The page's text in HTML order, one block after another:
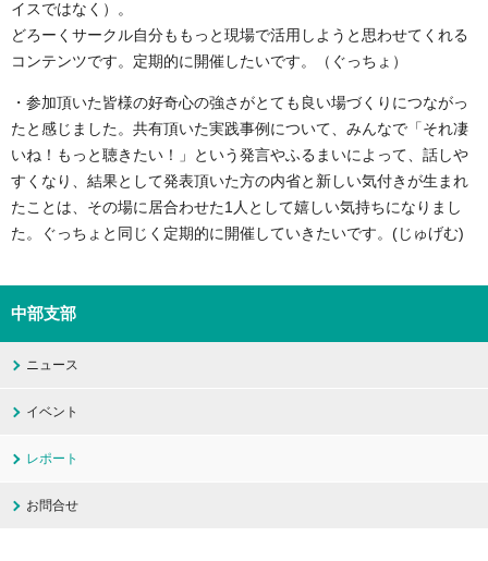
イスではなく）。
どろーくサークル自分ももっと現場で活用しようと思わせてくれる
コンテンツです。定期的に開催したいです。（ぐっちょ）
・参加頂いた皆様の好奇心の強さがとても良い場づくりにつながっ
たと感じました。共有頂いた実践事例について、みんなで「それ凄
いね！もっと聴きたい！」という発言やふるまいによって、話しや
すくなり、結果として発表頂いた方の内省と新しい気付きが生まれ
たことは、その場に居合わせた1人として嬉しい気持ちになりまし
た。ぐっちょと同じく定期的に開催していきたいです。(じゅげむ)
中部支部
ニュース
イベント
レポート
お問合せ